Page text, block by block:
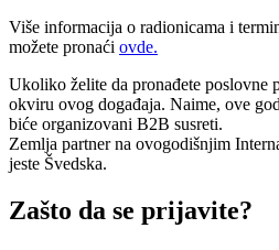
Više informacija o radionicama i
možete pronaći ovde.
Ukoliko želite da pronađete poslovne
okviru ovog događaja. Naime, ove
biće organizovani B2B susreti.
Zemlja partner na ovogodišnjim
jeste Švedska.
Zašto da se prijavite?